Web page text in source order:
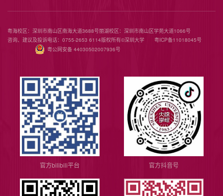
粤海校区：深圳市南山区南海大道3688号丽湖校区：深圳市南山区学苑大道1066号
咨询、建议及投诉电话：0755-2653 6114版权所有©️深圳大学 粤ICP备11018045号
粤公网安备 44030502007936号
官方bilibili平台 官方抖音号